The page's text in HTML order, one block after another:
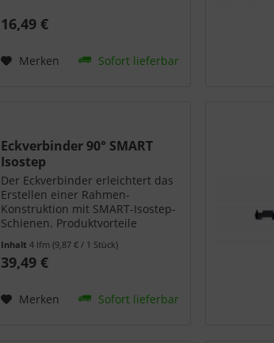
Eckverbinder sind optimal
Rahmen, wenn die Fixierung...
16,49 €
Merken Sofort lieferbar
Eckverbinder 90° SMART
Isostep
Der Eckverbinder erleichtert das
Erstellen einer Rahmen-
Konstruktion mit SMART-Isostep-
Schienen. Produktvorteile
Isostep einfache Montage einer
90° Eckverbindung Technische
SMART...
Inhalt4 lfm (9,87 € / 1 Stück)
39,49 €
Merken Sofort lieferbar